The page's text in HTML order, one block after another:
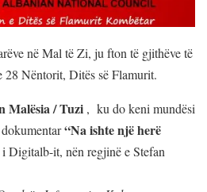
në Mal të Zi, ju fton të gjithëve të
28 Nëntorit, Ditës së Flamurit.
Malësia / Tuzi , ku do keni mundësi
“Na ishte një herë
Digitalb-it, nën regjinë e Stefan